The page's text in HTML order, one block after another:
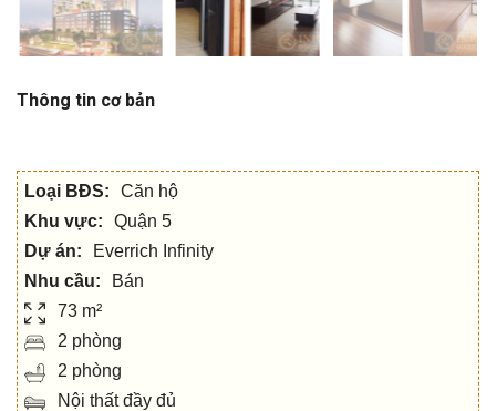
Thông tin cơ bản
Loại BĐS:
Căn hộ
Khu vực:
Quận 5
Dự án:
Everrich Infinity
Nhu cầu:
Bán
73 m²
2 phòng
2 phòng
Nội thất đầy đủ